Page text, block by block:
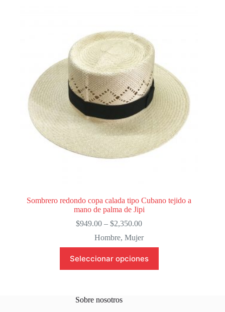
se
pueden
elegir
en
la
página
de
producto
Sombrero redondo copa calada tipo Cubano tejido a
mano de palma de Jipi
$949.00 – $2,350.00Price
$949.00
$2,350.00
Hombre,Mujer
Seleccionar opciones
producto
tiene
Las
Sobre nosotros